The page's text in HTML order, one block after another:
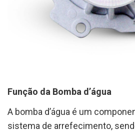
Função da Bomba d’água
A bomba d’água é um
sistema de arrefecimento,